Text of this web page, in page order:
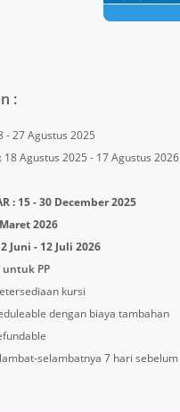
:
- 27 Agustus 2025
18 Agustus 2025 - 17 Agustus 2026
: 15 - 30 December 2025
2026
Juni - 12 Juli 2026
PP
kursi
dengan biaya tambahan
selambatnya 7 hari